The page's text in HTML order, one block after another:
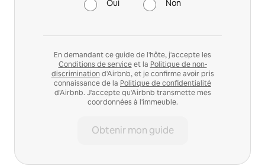
Oui Non
En demandant ce guide de l'hôte, j'accepte les
Conditions de serviceet la Politique de non-
discrimination d'Airbnb, et je confirme avoir pris
connaissance de la Politique de confidentialité
d'Airbnb. J'accepte qu'Airbnb transmette mes
coordonnées à l'immeuble.
Obtenir mon guide